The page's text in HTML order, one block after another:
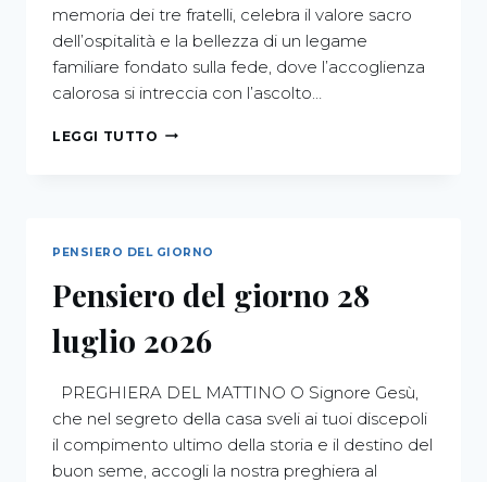
memoria dei tre fratelli, celebra il valore sacro
dell’ospitalità e la bellezza di un legame
familiare fondato sulla fede, dove l’accoglienza
calorosa si intreccia con l’ascolto…
LEGGI TUTTO
PENSIERO DEL GIORNO
Pensiero del giorno 28
luglio 2026
PREGHIERA DEL MATTINO O Signore Gesù,
che nel segreto della casa sveli ai tuoi discepoli
il compimento ultimo della storia e il destino del
buon seme, accogli la nostra preghiera al